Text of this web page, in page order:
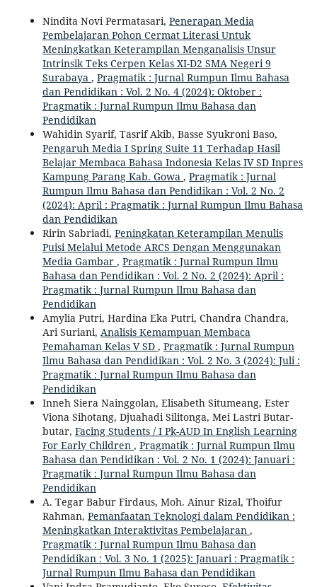
Nindita Novi Permatasari, Penerapan Media
Pembelajaran Pohon Cermat Literasi Untuk
Meningkatkan Keterampilan Menganalisis Unsur
Intrinsik Teks Cerpen Kelas XI-D2 SMA Negeri 9
Surabaya , Pragmatik : Jurnal Rumpun Ilmu Bahasa
dan Pendidikan : Vol. 2 No. 4 (2024): Oktober :
Pragmatik : Jurnal Rumpun Ilmu Bahasa dan
Pendidikan
Wahidin Syarif, Tasrif Akib, Basse Syukroni Baso,
Pengaruh Media I Spring Suite 11 Terhadap Hasil
Belajar Membaca Bahasa Indonesia Kelas IV SD Inpres
Kampung Parang Kab. Gowa , Pragmatik : Jurnal
Rumpun Ilmu Bahasa dan Pendidikan : Vol. 2 No. 2
(2024): April : Pragmatik : Jurnal Rumpun Ilmu Bahasa
dan Pendidikan
Ririn Sabriadi, Peningkatan Keterampilan Menulis
Puisi Melalui Metode ARCS Dengan Menggunakan
Media Gambar , Pragmatik : Jurnal Rumpun Ilmu
Bahasa dan Pendidikan : Vol. 2 No. 2 (2024): April :
Pragmatik : Jurnal Rumpun Ilmu Bahasa dan
Pendidikan
Amylia Putri, Hardina Eka Putri, Chandra Chandra,
Ari Suriani, Analisis Kemampuan Membaca
Pemahaman Kelas V SD , Pragmatik : Jurnal Rumpun
Ilmu Bahasa dan Pendidikan : Vol. 2 No. 3 (2024): Juli :
Pragmatik : Jurnal Rumpun Ilmu Bahasa dan
Pendidikan
Inneh Siera Nainggolan, Elisabeth Situmeang, Ester
Viona Sihotang, Djuahadi Silitonga, Mei Lastri Butar-
butar, Facing Students / I Pk-AUD In English Learning
For Early Children , Pragmatik : Jurnal Rumpun Ilmu
Bahasa dan Pendidikan : Vol. 2 No. 1 (2024): Januari :
Pragmatik : Jurnal Rumpun Ilmu Bahasa dan
Pendidikan
A. Tegar Babur Firdaus, Moh. Ainur Rizal, Thoifur
Rahman, Pemanfaatan Teknologi dalam Pendidikan :
Meningkatkan Interaktivitas Pembelajaran ,
Pragmatik : Jurnal Rumpun Ilmu Bahasa dan
Pendidikan : Vol. 3 No. 1 (2025): Januari : Pragmatik :
Jurnal Rumpun Ilmu Bahasa dan Pendidikan